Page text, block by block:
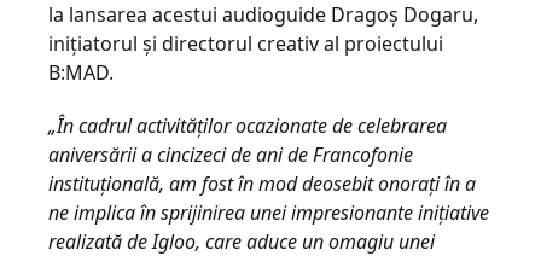
la lansarea acestui audioguide Dragoș Dogaru,
iniţiatorul şi directorul creativ al proiectului
B:MAD.
„În cadrul activităţilor ocazionate de celebrarea
aniversării a cincizeci de ani de Francofonie
instituţională, am fost în mod deosebit onoraţi în a
ne implica în sprijinirea unei impresionante iniţiative
realizată de Igloo, care aduce un omagiu unei